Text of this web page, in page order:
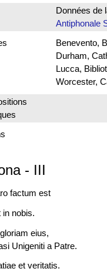
Données
Antiphonale
Benevento,
Durham,
Lucca,
Worcester,
- III
factum est
in nobis.
eius,
Unigeniti a Patre.
et veritatis.